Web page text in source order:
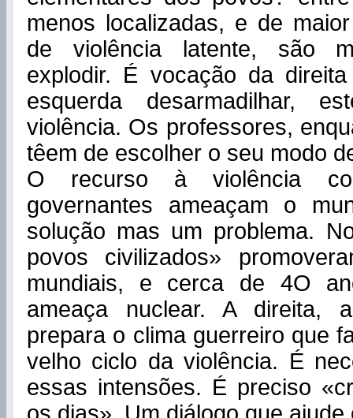
menos localizadas, e de
de violência latente, são
explodir. É vocação da
esquerda desarmadilhar,
violência. Os professores,
têem de escolher o seu modo
O recurso à violência
governantes ameaçam o
solução mas um problema.
povos civilizados»
mundiais, e cerca de 4O
ameaça nuclear. A direita,
prepara o clima guerreiro que
velho ciclo da violência. É
essas intensões. É preciso